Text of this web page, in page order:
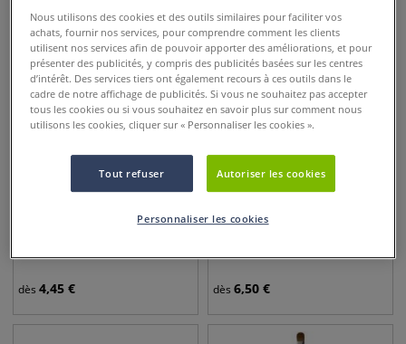
dès 4,45 €
Pinceau à langue de chat Da
dès 6,50 €
Nous utilisons des cookies et des outils similaires pour faciliter vos
achats, fournir nos services, pour comprendre comment les clients
utilisent nos services afin de pouvoir apporter des améliorations, et pour
présenter des publicités, y compris des publicités basées sur les centres
d’intérêt. Des services tiers ont également recours à ces outils dans le
cadre de notre affichage de publicités. Si vous ne souhaitez pas accepter
tous les cookies ou si vous souhaitez en savoir plus sur comment nous
utilisons les cookies, cliquer sur « Personnaliser les cookies ».
Tout refuser Autoriser les cookies
Personnaliser les cookies